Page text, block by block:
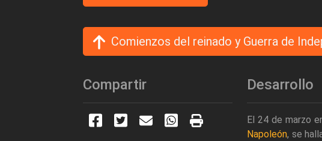
Comienzos del reinado y Guerra de
Compartir Desarrollo
El 24 de marzo
Napoleón, se